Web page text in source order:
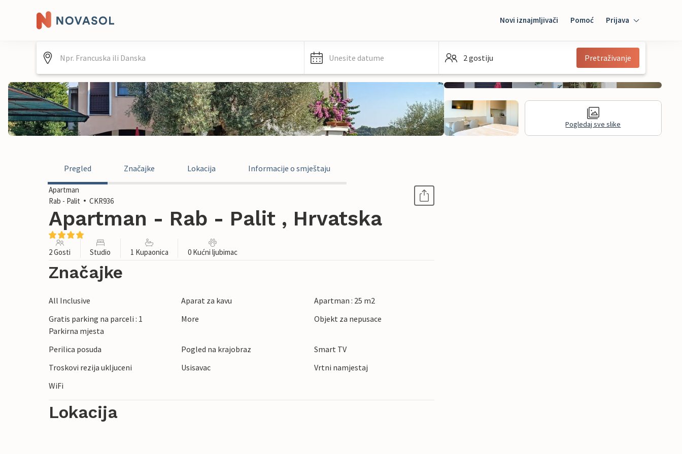
Novi iznajmljivači Pomoć Prijava
Mybooking
Unesite datume 2 gostiju Pretraživanje
Pogledaj sve slike
Pregled Značajke Lokacija Informacije o smještaju
Apartman
Rab - Palit
CKR936
Apartman - Rab - Palit , Hrvatska
2 Gosti Studio 1 Kupaonica 0 Kućni ljubimac
Značajke
All Inclusive Aparat za kavu
Apartman : 25 m2
Gratis parking na parceli : 1
Parkirna mjesta
More Objekt za nepusace
Perilica posuda Pogled na krajobraz
Smart TV
Troskovi rezija ukljuceni
Usisavac
Vrtni namjestaj
WiFi
Lokacija